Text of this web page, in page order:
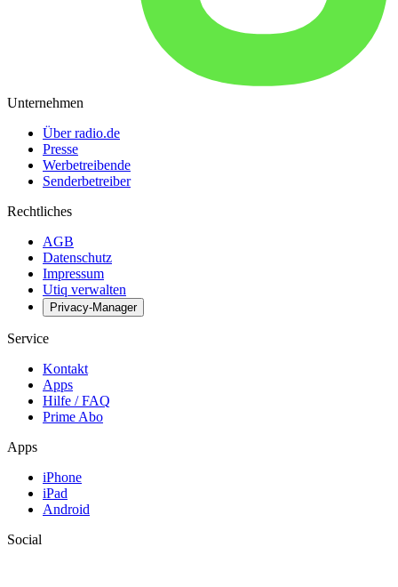
Unternehmen
Über radio.de
Presse
Werbetreibende
Senderbetreiber
Rechtliches
AGB
Datenschutz
Impressum
Utiq verwalten
Privacy-Manager
Service
Kontakt
Apps
Hilfe / FAQ
Prime Abo
Apps
iPhone
iPad
Android
Social